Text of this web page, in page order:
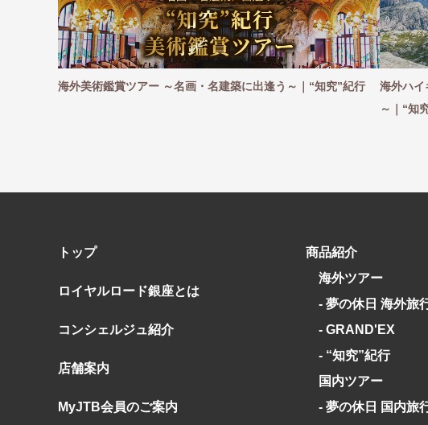
海外美術鑑賞ツアー ～名画・名建築に出逢う～｜“知究”紀行
海外ハイ
～｜“知
トップ
ロイヤルロード銀座とは
コンシェルジュ紹介
店舗案内
MyJTB会員のご案内
商品紹介
海外ツアー
- 夢の休日 海外旅
- GRAND'EX
- “知究”紀行
国内ツアー
- 夢の休日 国内旅